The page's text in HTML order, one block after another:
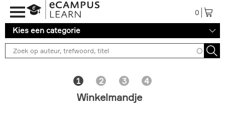
Overslaan en naar de inhoud gaan
0
Kies een categorie
Winkelmandje